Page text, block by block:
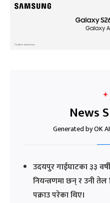
News
Generated by OK
उदयपुर गाईघाटका ३३
नियन्त्रणमा छन् र उनी
पक्राउ परेका थिए।